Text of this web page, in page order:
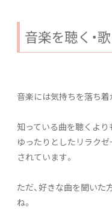
音楽を聴く・
音楽には気持ちを落ち着
知っている曲を聴くより
ゆったりとしたリラク
されています。
ただ、好きな曲を聞い
ね。